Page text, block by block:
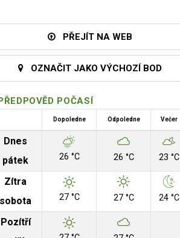
PŘEJÍT NA WEB
OZNAČIT JAKO VÝCHOZÍ BOD
POČASÍ
Dopoledne Odpoledne Večer
Dnes
pátek
26 °C 26 °C 23 °C
Zítra
sobota
27 °C 27 °C 24 °C
Pozítří